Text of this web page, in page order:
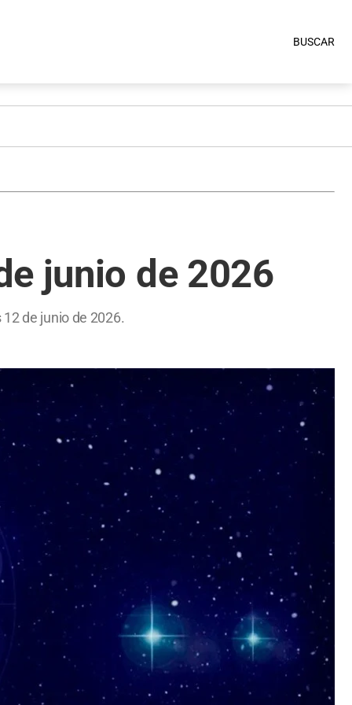
BUSCAR
junio de 2026
de junio de 2026.